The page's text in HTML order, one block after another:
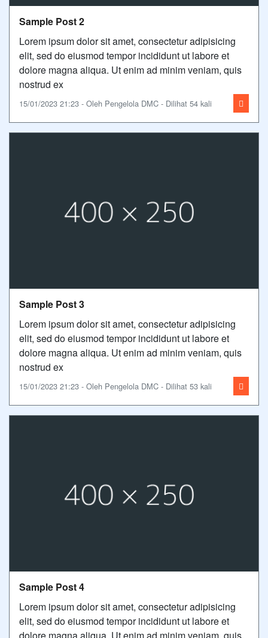
Sample Post 2
Lorem ipsum dolor sit amet, consectetur adipisicing
elit, sed do eiusmod tempor incididunt ut labore et
dolore magna aliqua. Ut enim ad minim veniam, quis
nostrud ex
15/01/2023 21:23 - Oleh Pengelola DMC - Dilihat 54 kali
Sample Post 3
Lorem ipsum dolor sit amet, consectetur adipisicing
elit, sed do eiusmod tempor incididunt ut labore et
dolore magna aliqua. Ut enim ad minim veniam, quis
nostrud ex
15/01/2023 21:23 - Oleh Pengelola DMC - Dilihat 53 kali
Sample Post 4
Lorem ipsum dolor sit amet, consectetur adipisicing
elit, sed do eiusmod tempor incididunt ut labore et